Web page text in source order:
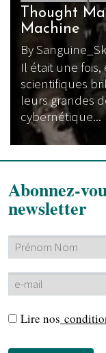
Thought
Machine
By
Il était une
scientifiques
leurs grandes
cybernétique...
Abonnez-
newsletter
Lire nos